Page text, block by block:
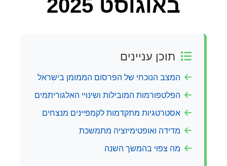
באוגוסט 2025
תוכן עניינים
המצב הנוכחי של הפרסום הממומן בישראל
הפלטפורמות המובילות ושינויי האלגוריתמים
אסטרטגיות מתקדמות לקמפיינים מנצחים
מדידה ואופטימיזציה מתמשכת
מה צפוי בהמשך השנה